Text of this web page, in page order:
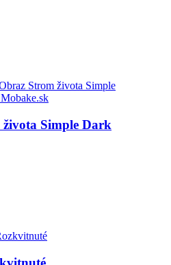
Simple Dark